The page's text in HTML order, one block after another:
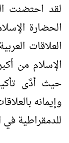
لقد احتضنت
الحضارة
العلاقات
الإسلام من
حيث أدَّى
وإيمانه
للدمقراطية في